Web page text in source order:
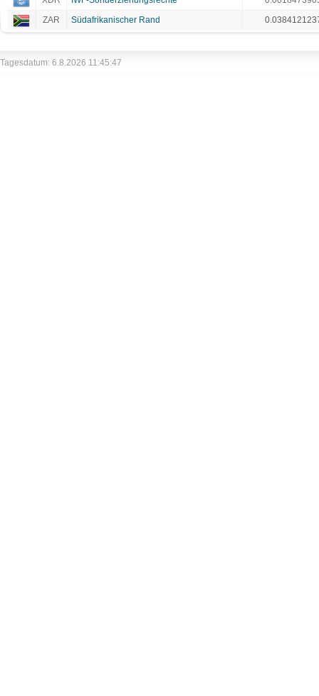
ZAR
Südafrikanischer Rand
Tagesdatum: 6.8.2026 11:45:47